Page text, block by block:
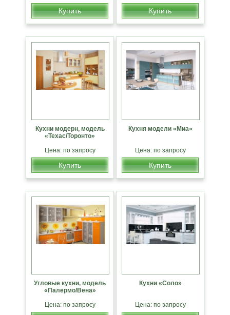
Купить Купить
Кухни модерн, модель
«Техас/Торонто»
Цена: по запросу
Купить
Кухня модели «Миа»
Цена: по запросу
Купить
Угловые кухни, модель
«Палермо/Вена»
Цена: по запросу
Кухни «Соло»
Цена: по запросу